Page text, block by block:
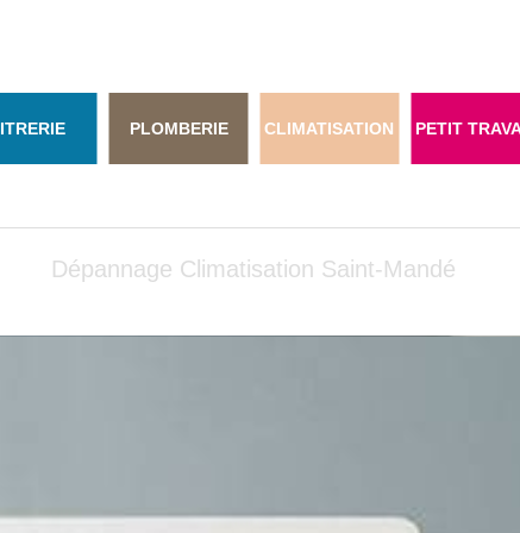
ITRERIE PLOMBERIE CLIMATISATION PETIT
Dépannage Climatisation Saint-Mandé